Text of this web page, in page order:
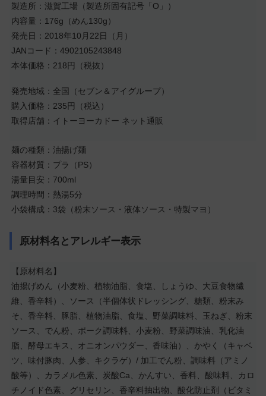
製造所：滋賀工場（製造所固有記号「O」）
内容量：176g（めん130g）
発売日：2018年10月22日（月）
JANコード：4902105243848
本体価格：218円（税抜）
発売地域：全国（セブン＆アイグループ）
購入価格：235円（税込）
取得店舗：イトーヨーカドー ネット通販
麺の種類：油揚げ麺
容器材質：プラ（PS）
湯量目安：700ml
調理時間：熱湯5分
小袋構成：3袋（粉末ソース・液体ソース・特製マヨ）
原材料名とアレルギー表示
【原材料名】
油揚げめん（小麦粉、植物油脂、食塩、しょうゆ、大豆食物繊
維、香辛料）、ソース（半個体状ドレッシング、糖類、粉末み
そ、香辛料、豚脂、植物油脂、食塩、野菜調味料、玉ねぎ、粉末
ソース、でん粉、ポーク調味料、小麦粉、野菜調味油、乳化油
脂、酵母エキス、オニオンパウダー、香味油）、かやく（キャベ
ツ、味付豚肉、人参、キクラゲ）/ 加工でん粉、調味料（アミノ
酸等）、カラメル色素、炭酸Ca、かんすい、香料、酸味料、カロ
チノイド色素、グリセリン、香辛料抽出物、酸化防止剤（ビタミ